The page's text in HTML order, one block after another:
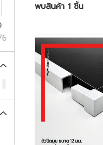
พบสินค้า 1 ชิ้น